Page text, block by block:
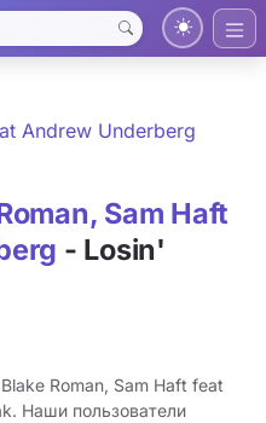
Andrew Underberg
Sam Haft
- Losin'
Roman, Sam Haft feat
Наши пользователи